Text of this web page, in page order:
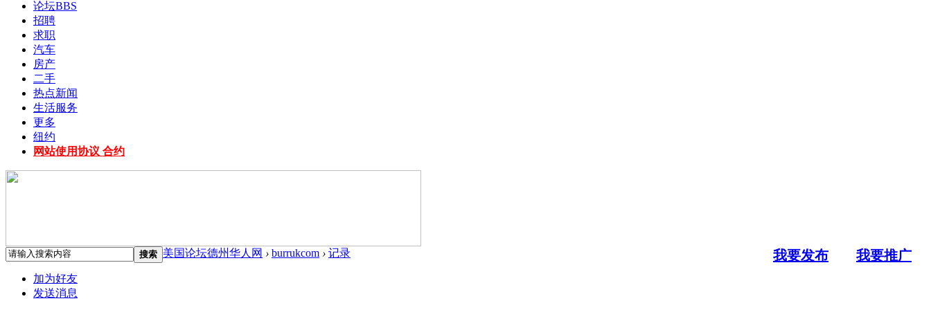
论坛BBS
招聘
求职
汽车
房产
二手
热点新闻
生活服务
更多
纽约
网站使用协议 合约
搜索 我要发布 我要推广
美国论坛德州华人网 › burrukcom › 记录
加为好友
发送消息